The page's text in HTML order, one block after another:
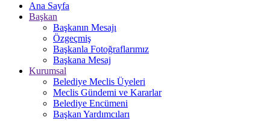
Ana Sayfa
Başkan
Başkanın Mesajı
Özgeçmiş
Başkanla Fotoğraflarımız
Başkana Mesaj
Kurumsal
Belediye Meclis Üyeleri
Meclis Gündemi ve Kararlar
Belediye Encümeni
Başkan Yardımcıları